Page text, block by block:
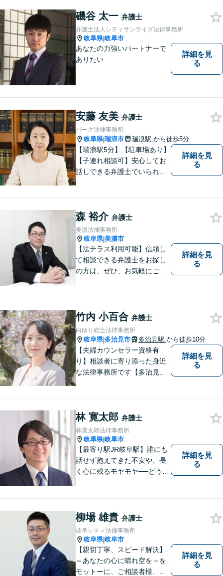
ました。特に交通事故では多
くの後遺障害事故や死亡事故
を解決してきました。
磯谷 太一 弁護士
弁護士法人シティサンライズ法律事務所
岐阜県|岐阜市
あなたの力強いパートナーで
ありたい
詳細を見
る
安藤 友美 弁護士
パーク法律事務所
岐阜県|瑞浪市 瑞浪駅 から徒歩5分
【瑞浪駅5分】【駐車場あり】
【子連れ相談可】安心してお
話しできる弁護士でいられる
ます。より良い解決ができる
ようサポートしたいと考えて
おります。
詳細を見
る
森 裕介 弁護士
美濃法律事務所
岐阜県|美濃市
【法テラス利用可能】信頼し
て相談できる弁護士をお探し
の方は、ぜひ、お気軽にご連
詳細を見
る
竹内 小百合 弁護士
白ゆり総合法律事務所
岐阜県|多治見市 多治見駅 から徒歩10分
【夫婦カウンセラー資格有
り】相談者に寄り添った身近
な法律事務所です【多治見駅
市など東濃地方を中心エリア
として活動している法律事務
所です。
詳細を見
る
林 寛太郎 弁護士
林寛太郎法律事務所
岐阜県|岐阜市
【最寄り駅JR岐阜駅】誰にも
話せず抱えてきた不安や、長
く心に残るモヤモヤ──どうぞ
一緒に見つけていきます。
【丁寧なヒアリング】【地域
密着型の法律事務所】
詳細を見
る
柳場 雄貴 弁護士
岐阜シティ法律事務所
岐阜県|岐阜市
【親切丁寧、スピード解決】
～あなたの心に晴れ空を～を
モットーに、ご相談者様、依
詳細を見
る